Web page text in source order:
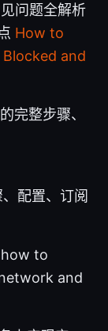
问题全解析
How to
and
完整步骤、
配置、订阅
to
and